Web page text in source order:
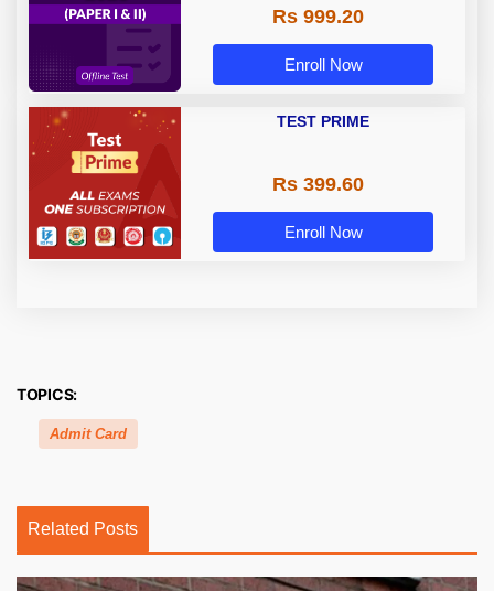
Rs 999.20
Enroll Now
TEST PRIME
Rs 399.60
Enroll Now
TOPICS:
Admit Card
Related Posts